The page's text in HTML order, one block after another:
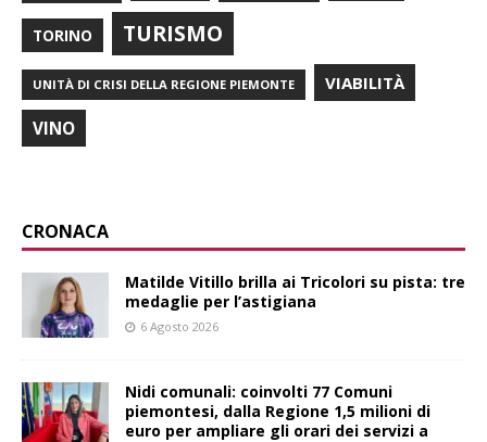
TORINO TURISMO
UNITÀ DI CRISI DELLA REGIONE PIEMONTE VIABILITÀ
VINO
CRONACA
Matilde Vitillo brilla ai Tricolori su pista: tre
medaglie per l’astigiana
6 Agosto 2026
Nidi comunali: coinvolti 77 Comuni
piemontesi, dalla Regione 1,5 milioni di
euro per ampliare gli orari dei servizi a